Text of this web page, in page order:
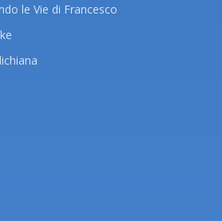
le Vie di Francesco